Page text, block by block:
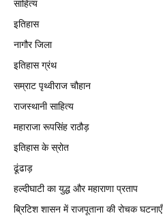
साहित्य
इतिहास
नागौर जिला
इतिहास ग्रंथ
सम्राट पृथ्वीराज चौहान
राजस्थानी साहित्य
महाराजा रूपसिंह राठौड़
इतिहास के स्रोत
ढूंढाड़
हल्दीघाटी का युद्ध और महाराणा प्रताप
ब्रिटिश शासन में राजपूताना की रोचक घटनाएँ